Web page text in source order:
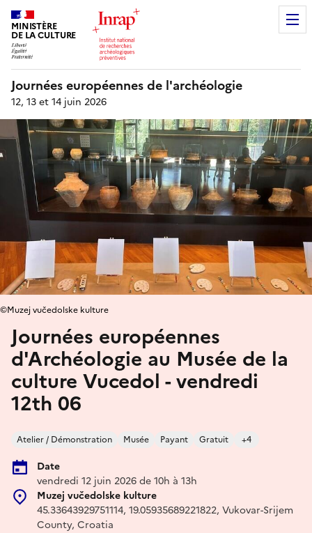
MINISTÈRE
DE LA CULTURE
Journées européennes de l'archéologie
12, 13 et 14 juin 2026
Journées européennes
d'Archéologie au Musée de la
culture Vucedol - vendredi
12th 06
Atelier / Démonstration Musée Payant Gratuit +4
Date
vendredi 12 juin 2026 de 10h à 13h
Muzej vučedolske kulture
45.33643929751114, 19.05935689221822, Vukovar-Srijem
County, Croatia
©Muzej vučedolske kulture